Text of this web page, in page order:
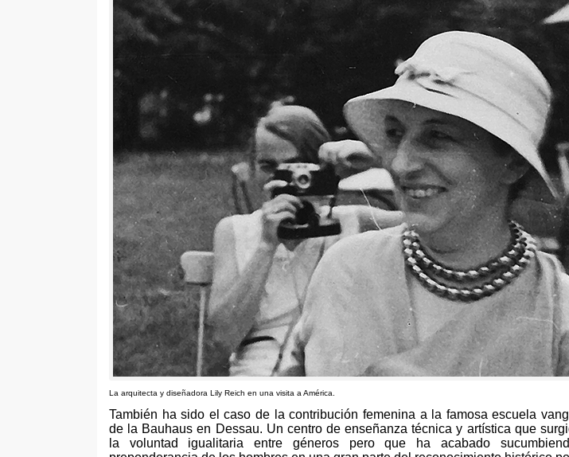
La arquitecta y diseñadora Lily Reich en una visita a América.
También ha sido el caso de la contribución femenina a la famosa escuela
de la Bauhaus en Dessau. Un centro de enseñanza técnica y artística que
la voluntad igualitaria entre géneros pero que ha acabado